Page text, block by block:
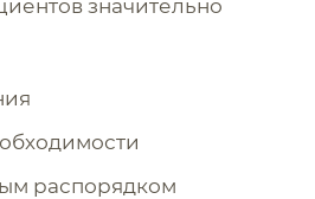
значительно
распорядком